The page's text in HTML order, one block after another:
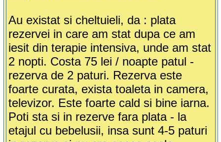
Au existat si cheltuieli, da : plata
rezervei in care am stat dupa ce am
iesit din terapie intensiva, unde am stat
2 nopti. Costa 75 lei / noapte patul -
rezerva de 2 paturi. Rezerva este
foarte curata, exista toaleta in camera,
televizor. Este foarte cald si bine iarna.
Poti sta si in rezerve fara plata - la
etajul cu bebelusii, insa sunt 4-5 paturi